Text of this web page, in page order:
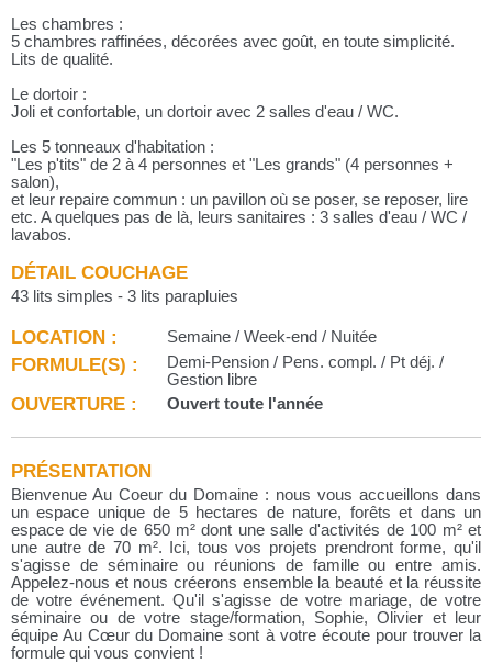
Les chambres :
5 chambres raffinées, décorées avec goût, en toute simplicité.
Lits de qualité.
Le dortoir :
Joli et confortable, un dortoir avec 2 salles d'eau / WC.
Les 5 tonneaux d'habitation :
"Les p'tits" de 2 à 4 personnes et "Les grands" (4 personnes +
salon),
et leur repaire commun : un pavillon où se poser, se reposer, lire
etc. A quelques pas de là, leurs sanitaires : 3 salles d'eau / WC /
lavabos.
DÉTAIL COUCHAGE
43 lits simples - 3 lits parapluies
LOCATION : Semaine / Week-end / Nuitée
FORMULE(S) :
Demi-Pension / Pens. compl. / Pt déj. /
Gestion libre
OUVERTURE : Ouvert toute l'année
PRÉSENTATION
Bienvenue Au Coeur du Domaine : nous vous accueillons dans
un espace unique de 5 hectares de nature, forêts et dans un
espace de vie de 650 m² dont une salle d'activités de 100 m² et
une autre de 70 m². Ici, tous vos projets prendront forme, qu'il
s'agisse de séminaire ou réunions de famille ou entre amis.
Appelez-nous et nous créerons ensemble la beauté et la réussite
de votre événement. Qu'il s'agisse de votre mariage, de votre
séminaire ou de votre stage/formation, Sophie, Olivier et leur
équipe Au Cœur du Domaine sont à votre écoute pour trouver la
formule qui vous convient !